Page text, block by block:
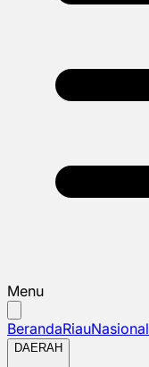
Menu
BerandaRiauNasional
DAERAH